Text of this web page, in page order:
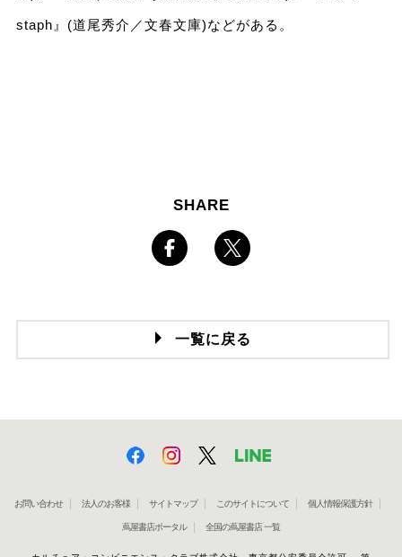
staph』(道尾秀介／文春文庫)などがある。
SHARE
一覧に戻る
お問い合わせ 法人のお客様 サイトマップ このサイトについて 個人情報保護方針
蔦屋書店ポータル 全国の蔦屋書店 一覧